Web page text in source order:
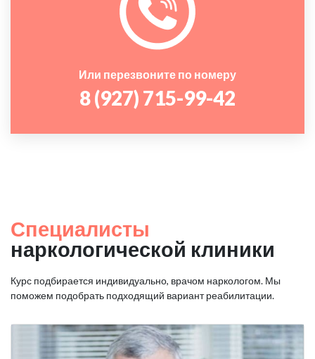
Или перезвоните по номеру
8 (927) 715-99-42
Специалисты
наркологической клиники
Курс подбирается индивидуально, врачом наркологом. Мы
поможем подобрать подходящий вариант реабилитации.